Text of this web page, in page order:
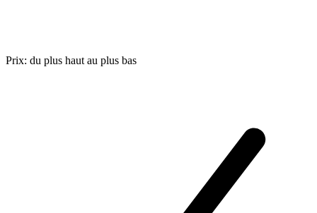
Prix: du plus haut au plus bas